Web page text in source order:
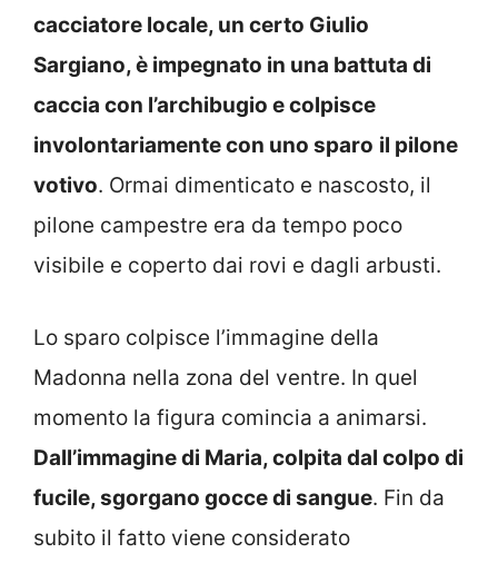
cacciatore locale, un certo Giulio
Sargiano, è impegnato in una battuta di
caccia con l’archibugio e colpisce
involontariamente con uno sparo il pilone
votivo. Ormai dimenticato e nascosto, il
pilone campestre era da tempo poco
visibile e coperto dai rovi e dagli arbusti.
Lo sparo colpisce l’immagine della
Madonna nella zona del ventre. In quel
momento la figura comincia a animarsi.
Dall’immagine di Maria, colpita dal colpo di
fucile, sgorgano gocce di sangue. Fin da
subito il fatto viene considerato